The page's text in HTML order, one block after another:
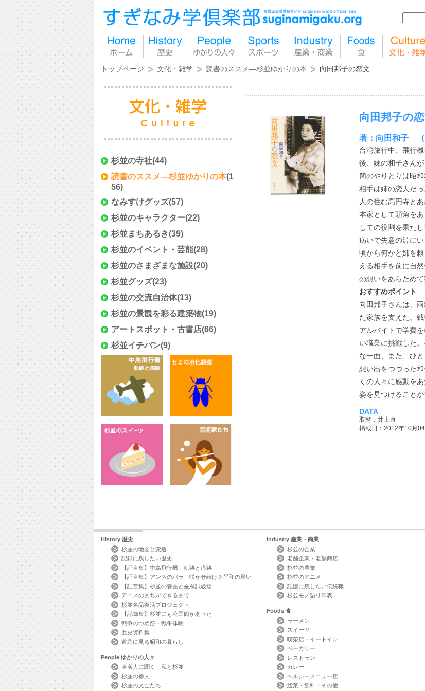
トップページ 文化・雑学 読書のススメ―杉並ゆかりの本 向田邦子の恋文
杉並の寺社(44)
読書のススメ―杉並ゆかりの本(1
56)
なみすけグッズ(57)
杉並のキャラクター(22)
杉並まちあるき(39)
杉並のイベント・芸能(28)
杉並のさまざまな施設(20)
杉並グッズ(23)
杉並の交流自治体(13)
杉並の景観を彩る建築物(19)
アートスポット・古書店(66)
杉並イチバン(9)
向田邦子の
著：向田和子 （
台湾旅行中、飛行
後、妹の和子さん
簡のやりとりは昭
相手は姉の恋人だ
人の住む高円寺と
本家として頭角を
しての役割を果た
病いで失意の淵に
頃から何かと姉を
える相手を前に自
の想いをあらためて
おすすめポイント
向田邦子さんは、
た家族を支えた。
アルバイトで学費
い職業に挑戦した
な一面、また、ひ
想い出をつづった
くの人々に感動を
姿を見つけることが
DATA
取材：井上直
掲載日：2012年10月04
History 歴史
杉並の地図と変遷
記録に残したい歴史
【証言集】中島飛行機 軌跡と痕跡
【証言集】アンネのバラ 咲かせ続ける平和の願い
【証言集】杉並の養蚕と蚕糸試験場
アニメのまちができるまで
杉並名品復活プロジェクト
【記録集】杉並にも公民館があった
戦争のつめ跡・戦争体験
歴史資料集
道具に見る昭和の暮らし
People ゆかりの人々
著名人に聞く 私と杉並
杉並の偉人
杉並の文士たち
Industry 産業・商業
杉並の企業
老舗企業・老舗商店
杉並の農業
杉並のアニメ
記憶に残したい伝統職
杉並モノ語り年表
Foods 食
ラーメン
スイーツ
喫茶店・イートイン
ベーカリー
レストラン
カレー
ヘルシーメニュー店
総菜・飲料・その他